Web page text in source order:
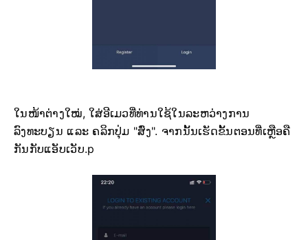
ໃນໜ້າຕ່າງໃໝ່, ໃສ່ອີເມວທີ່ທ່ານໃຊ້ໃນລະຫວ່າງການ
ລົງທະບຽນ ແລະ ຄລິກປຸ່ມ "ສົ່ງ". ຈາກນັ້ນເຮັດຂັ້ນຕອນທີ່ເຫຼືອຄື
ກັນກັບແອັບເວັບ.p